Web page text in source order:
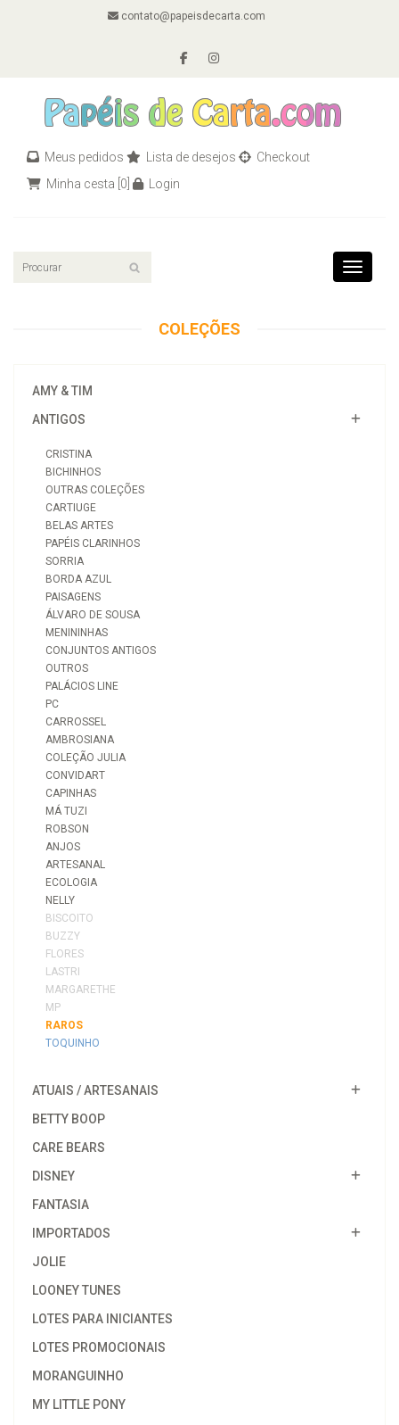
contato@papeisdecarta.com
Meus pedidos Lista de desejos
Checkout
Minha cesta [0] Login
Toggle
COLEÇÕES
AMY & TIM
ANTIGOS
CRISTINA
BICHINHOS
OUTRAS COLEÇÕES
CARTIUGE
BELAS ARTES
PAPÉIS CLARINHOS
SORRIA
BORDA AZUL
PAISAGENS
ÁLVARO DE SOUSA
MENININHAS
CONJUNTOS ANTIGOS
OUTROS
PALÁCIOS LINE
PC
CARROSSEL
AMBROSIANA
COLEÇÃO JULIA
CONVIDART
CAPINHAS
MÁ TUZI
ROBSON
ANJOS
ARTESANAL
ECOLOGIA
NELLY
BISCOITO
BUZZY
FLORES
LASTRI
MARGARETHE
MP
RAROS
TOQUINHO
ATUAIS / ARTESANAIS
BETTY BOOP
CARE BEARS
DISNEY
FANTASIA
IMPORTADOS
JOLIE
LOONEY TUNES
LOTES PARA INICIANTES
LOTES PROMOCIONAIS
MORANGUINHO
MY LITTLE PONY